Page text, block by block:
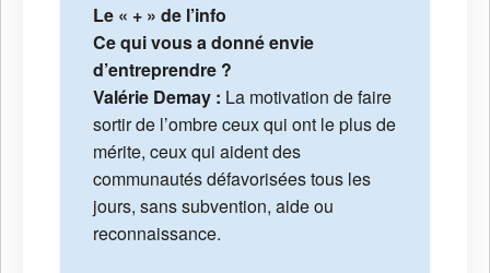
Le « + » de l’info
Ce qui vous a donné envie
d’entreprendre ?
Valérie Demay : La motivation de faire
sortir de l’ombre ceux qui ont le plus de
mérite, ceux qui aident des
communautés défavorisées tous les
jours, sans subvention, aide ou
reconnaissance.